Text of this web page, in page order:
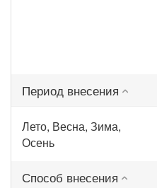
Период внесения
Лето, Весна, Зима,
Осень
Способ внесения